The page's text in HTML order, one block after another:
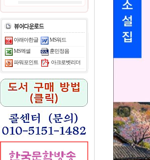
아래아한글 MS워드
MS엑셀 훈민정음
파워포인트 아크로벳리더